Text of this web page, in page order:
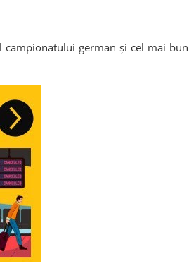
campionatului german și cel mai bun